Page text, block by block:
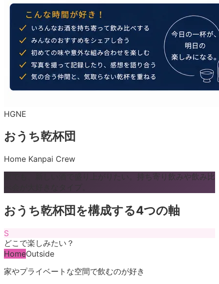
HGNE
おうち乾杯団
Home Kanpai Crew
家でも、新しい酒で盛り上がりたい。持ち寄り飲みや飲み比
おうち乾杯団 を構成する4つの軸
S
どこで楽しみたい？
HomeOutside
家やプライベートな空間で飲むのが好き